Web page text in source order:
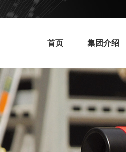
技有限公司官网！
首页 集团介绍